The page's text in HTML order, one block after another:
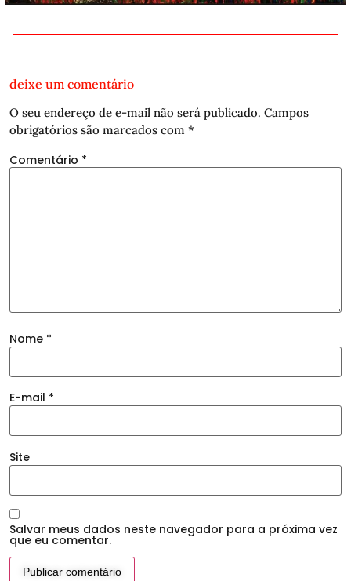
deixe um comentário
O seu endereço de e-mail não será publicado. Campos
obrigatórios são marcados com *
Comentário *
Nome *
E-mail *
Site
Salvar meus dados neste navegador para a próxima vez
que eu comentar.